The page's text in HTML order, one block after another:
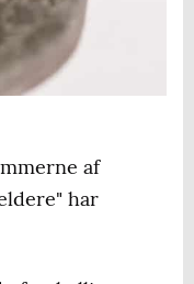
af
har